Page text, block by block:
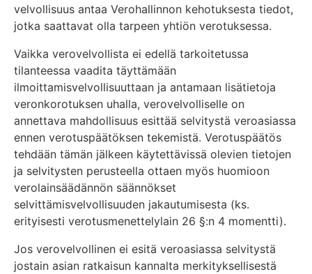
velvollisuus antaa Verohallinnon kehotuksesta tiedot,
jotka saattavat olla tarpeen yhtiön verotuksessa.
Vaikka verovelvollista ei edellä tarkoitetussa
tilanteessa vaadita täyttämään
ilmoittamisvelvollisuuttaan ja antamaan lisätietoja
veronkorotuksen uhalla, verovelvolliselle on
annettava mahdollisuus esittää selvitystä veroasiassa
ennen verotuspäätöksen tekemistä. Verotuspäätös
tehdään tämän jälkeen käytettävissä olevien tietojen
ja selvitysten perusteella ottaen myös huomioon
verolainsäädännön säännökset
selvittämisvelvollisuuden jakautumisesta (ks.
erityisesti verotusmenettelylain 26 §:n 4 momentti).
Jos verovelvollinen ei esitä veroasiassa selvitystä
jostain asian ratkaisun kannalta merkityksellisestä